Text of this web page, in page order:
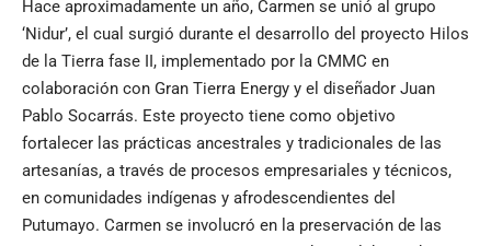
Hace aproximadamente un año, Carmen se unió al grupo
‘Nidur’, el cual surgió durante el desarrollo del proyecto Hilos
de la Tierra fase II, implementado por la CMMC en
colaboración con Gran Tierra Energy y el diseñador Juan
Pablo Socarrás. Este proyecto tiene como objetivo
fortalecer las prácticas ancestrales y tradicionales de las
artesanías, a través de procesos empresariales y técnicos,
en comunidades indígenas y afrodescendientes del
Putumayo. Carmen se involucró en la preservación de las